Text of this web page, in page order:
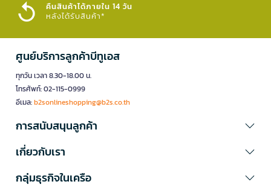
คืนสินค้าได้ภายใน 14 วัน
หลังได้รับสินค้า*
ศูนย์บริการลูกค้าบีทูเอส
ทุกวัน เวลา 8.30-18.00 น.
โทรศัพท์: 02-115-0999
อีเมล:b2sonlineshopping@b2s.co.th
การสนับสนุนลูกค้า
เกี่ยวกับเรา
กลุ่มธุรกิจในเครือ